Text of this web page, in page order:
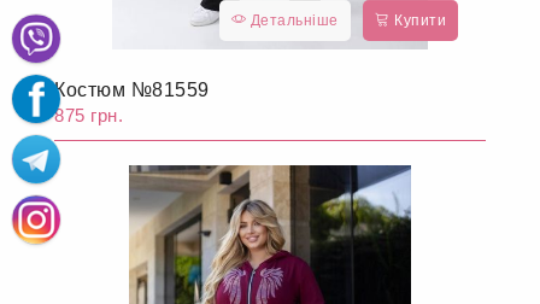
Детальніше Купити
Костюм №81559
875 грн.